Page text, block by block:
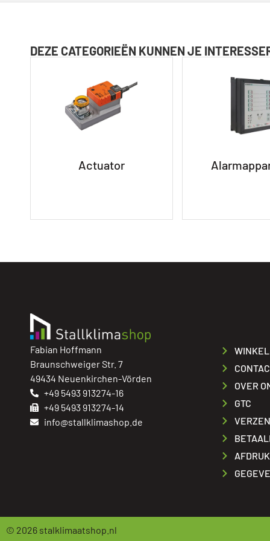
DEZE CATEGORIEËN KUNNEN JE
Actuator
Fabian Hoffmann
Braunschweiger Str. 7
49434 Neuenkirchen-Vörden
+49 5493 913274-16
+49 5493 913274-14
info@stallklimashop.de
WINKEL
OVER
GTC
AFDRUK
© 2026 stalklimaatshop.nl